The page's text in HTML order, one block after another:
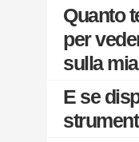
Quanto
per
sulla
E se